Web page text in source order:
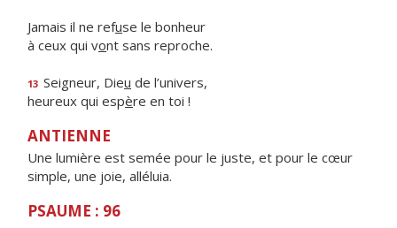
Jamais il ne refuse le bonheur
à ceux qui vont sans reproche.
13 Seigneur, Dieu de l’univers,
heureux qui espère en toi !
ANTIENNE
Une lumière est semée pour le juste, et pour le cœur
simple, une joie, alléluia.
PSAUME : 96